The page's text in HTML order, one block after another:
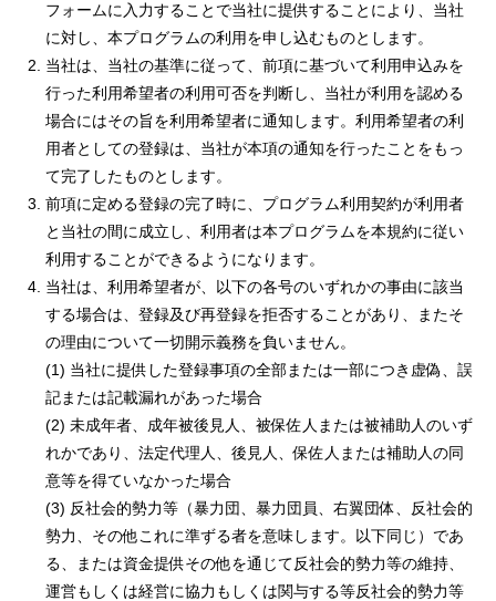
フォームに入力することで当社に提供することにより、当社
に対し、本プログラムの利用を申し込むものとします。
当社は、当社の基準に従って、前項に基づいて利用申込みを
行った利用希望者の利用可否を判断し、当社が利用を認める
場合にはその旨を利用希望者に通知します。利用希望者の利
用者としての登録は、当社が本項の通知を行ったことをもっ
て完了したものとします。
前項に定める登録の完了時に、プログラム利用契約が利用者
と当社の間に成立し、利用者は本プログラムを本規約に従い
利用することができるようになります。
当社は、利用希望者が、以下の各号のいずれかの事由に該当
する場合は、登録及び再登録を拒否することがあり、またそ
の理由について一切開示義務を負いません。
(1) 当社に提供した登録事項の全部または一部につき虚偽、誤
記または記載漏れがあった場合
(2) 未成年者、成年被後見人、被保佐人または被補助人のいず
れかであり、法定代理人、後見人、保佐人または補助人の同
意等を得ていなかった場合
(3) 反社会的勢力等（暴力団、暴力団員、右翼団体、反社会的
勢力、その他これに準ずる者を意味します。以下同じ）であ
る、または資金提供その他を通じて反社会的勢力等の維持、
運営もしくは経営に協力もしくは関与する等反社会的勢力等